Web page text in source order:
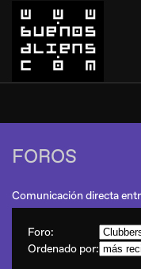
FOROS
Comunicación directa
Foro:
Ordenado por: